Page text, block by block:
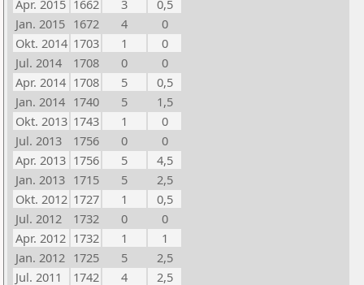
Apr. 2015 1662 3
0,5
Jan. 2015 1672 4
0
Okt. 2014 1703 1
0
Jul. 2014
1708 0
0
Apr. 2014 1708 5
0,5
Jan. 2014 1740 5
1,5
Okt. 2013 1743 1
0
Jul. 2013
1756 0
0
Apr. 2013 1756 5
4,5
Jan. 2013 1715 5
2,5
Okt. 2012 1727 1
0,5
Jul. 2012
1732 0
0
Apr. 2012 1732 1
1
Jan. 2012 1725 5
2,5
Jul. 2011
1742 4
2,5